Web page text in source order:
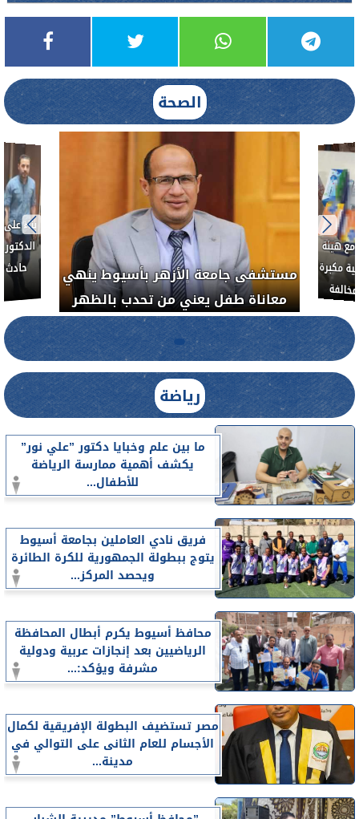
الصحة
مستشفى جامعة الأزهر
معاناة طفل يعني من
الحر بمنفلوط بالتعاون مع هيئة
المصرية يشن حملة رقابية مكبرة
المنشآت الطبية المخالفة
رياضة
ما بين علم وخبايا دكتور ”علي نور”
يكشف أهمية ممارسة الرياضة
للأطفال...
فريق نادي العاملين بجامعة أسيوط
يتوج ببطولة الجمهورية للكرة الطائرة
ويحصد المركز...
محافظ أسيوط يكرم أبطال المحافظة
الرياضيين بعد إنجازات عربية ودولية
مشرفة ويؤكد:...
مصر تستضيف البطولة الإفريقية لكمال
الأجسام للعام الثانى على التوالي في
مدينة...